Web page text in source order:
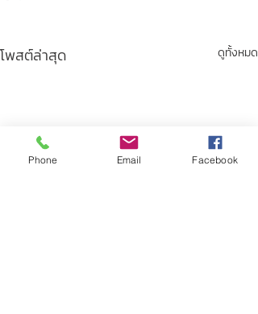
โพสต์ล่าสุด ดูทั้งหมด
Phone Email Facebook